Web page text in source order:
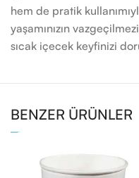
hem de pratik
yaşamınızın
sıcak içecek keyfinizi
BENZER ÜRÜNLER